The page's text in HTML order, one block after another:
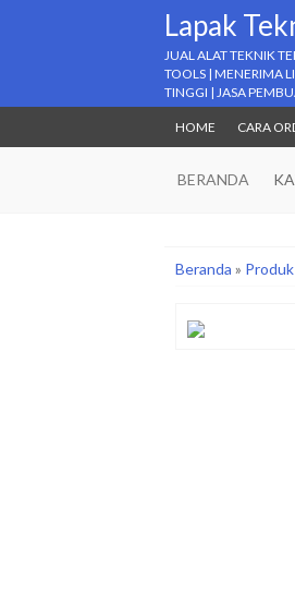
Lapak
JUAL ALAT TEKNIK
TOOLS | MENERIMA
TINGGI | JASA
HOME CARA
BERANDA
Beranda »